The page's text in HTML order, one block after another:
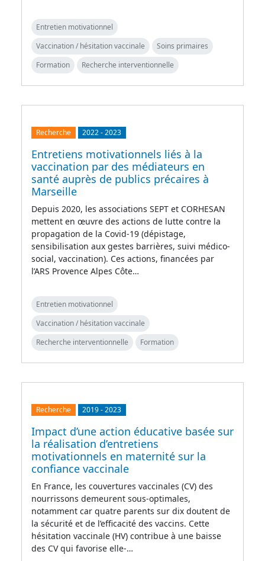
Entretien motivationnel
Vaccination / hésitation vaccinale
Soins primaires
Formation
Recherche interventionnelle
Recherche 2022-2023
Entretiens motivationnels liés à la
vaccination par des médiateurs en
santé auprès de publics précaires à
Marseille
Depuis 2020, les associations SEPT et CORHESAN
mettent en œuvre des actions de lutte contre la
propagation de la Covid-19 (dépistage,
sensibilisation aux gestes barrières, suivi médico-
social, vaccination). Ces actions, financées par
l’ARS Provence Alpes Côte…
Entretien motivationnel
Vaccination / hésitation vaccinale
Recherche interventionnelle
Formation
Recherche 2019-2023
Impact d’une action éducative basée sur
la réalisation d’entretiens
motivationnels en maternité sur la
confiance vaccinale
En France, les couvertures vaccinales (CV) des
nourrissons demeurent sous-optimales,
notamment car quatre parents sur dix doutent de
la sécurité et de l’efficacité des vaccins. Cette
hésitation vaccinale (HV) contribue à une baisse
des CV qui favorise elle-…